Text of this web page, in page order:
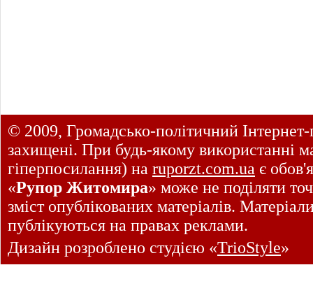
© 2009, Громадсько-політичний
захищені. При будь-якому використанні
гіперпосилання) на ruporzt.com.ua є
«Рупор Житомира» може не поділяти
зміст опублікованих матеріалів.
публікуються на правах реклами.
Дизайн розроблено студією «TrioStyle»